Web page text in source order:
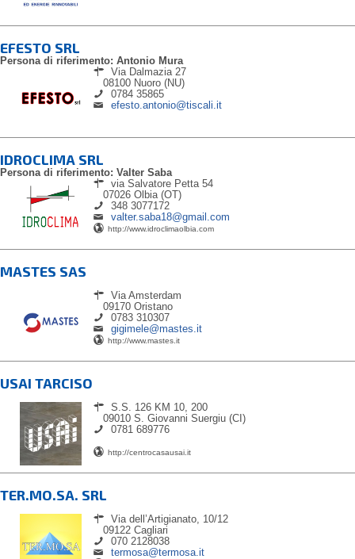
EFESTO SRL
Persona di riferimento: Antonio Mura
Via Dalmazia 27
08100 Nuoro (NU)
0784 35865
efesto.antonio@tiscali.it
IDROCLIMA SRL
Persona di riferimento: Valter Saba
via Salvatore Petta 54
07026 Olbia (OT)
348 3077172
valter.saba18@gmail.com
http://www.idroclimaolbia.com
MASTES SAS
Via Amsterdam
09170 Oristano
0783 310307
gigimele@mastes.it
http://www.mastes.it
USAI TARCISO
S.S. 126 KM 10, 200
09010 S. Giovanni Suergiu (CI)
0781 689776
http://centrocasausai.it
TER.MO.SA. SRL
Via dell’Artigianato, 10/12
09122 Cagliari
070 2128038
termosa@termosa.it